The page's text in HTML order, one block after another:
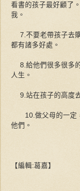
看書的孩子最好顧了
我。
7.不要老帶孩子去
都有諸多好處。
8.給他們很多很多
人生。
9.站在孩子的高度
10.做父母的一定，
他們。
【編輯:葛嘉】